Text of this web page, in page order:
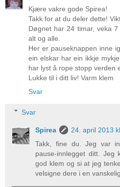
Kjære vakre gode Spirea!
Takk for at du deler dette!
Døgnet har 24 timar, veka
alt og alle.
Her er pauseknappen inne
ein elskar har ein ikkje
har lyst å rope stopp verden
Lukke til i ditt liv! Varm klem
Svar
Svar
Spirea
24. april 2013
Takk, fine du. Jeg var
pause-innlegget ditt.
god klem og si at jeg
velsigne dere i en